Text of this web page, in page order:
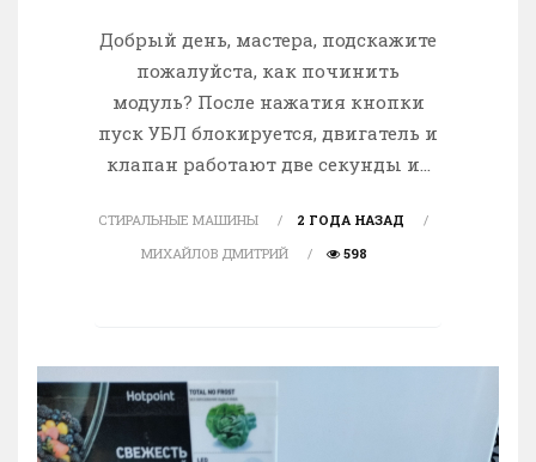
Добрый день, мастера, подскажите
пожалуйста, как починить
модуль? После нажатия кнопки
пуск УБЛ блокируется, двигатель и
клапан работают две секунды и...
СТИРАЛЬНЫЕ МАШИНЫ
2 ГОДА НАЗАД
МИХАЙЛОВ ДМИТРИЙ
598